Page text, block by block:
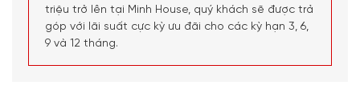
triệu trở lên tại Minh House, quý khách sẽ được trả
góp với lãi suất cực kỳ ưu đãi cho các kỳ hạn 3, 6,
9 và 12 tháng.